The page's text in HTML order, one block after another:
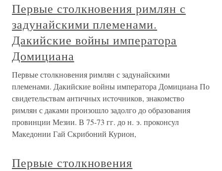
Первые столкновения римлян с
задунайскими племенами.
Дакийские войны императора
Домициана
Первые столкновения римлян с задунайскими
племенами. Дакийские войны императора Домициана По
свидетельствам античных источников, знакомство
римлян с даками произошло задолго до образования
провинции Мезии. В 75-73 гг. до н. э. проконсул
Македонии Гай Скрибоний Курион,
Первые столкновения